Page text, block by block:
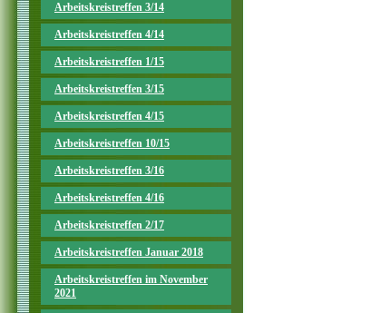
Arbeitskreistreffen 3/14
Arbeitskreistreffen 4/14
Arbeitskreistreffen 1/15
Arbeitskreistreffen 3/15
Arbeitskreistreffen 4/15
Arbeitskreistreffen 10/15
Arbeitskreistreffen 3/16
Arbeitskreistreffen 4/16
Arbeitskreistreffen 2/17
Arbeitskreistreffen Januar 2018
Arbeitskreistreffen im November
2021